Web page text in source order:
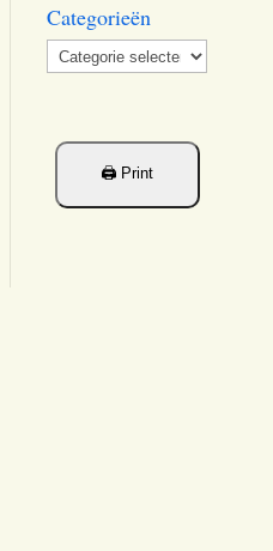
Categorieën
Categorieën